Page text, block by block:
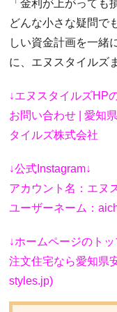
「金利が上がっても
どんな小さな疑問で
しい資金計画を一緒
に、エヌスタイルズ
↓エヌスタイルズHP
お問い合わせ | 愛知
タイルズ株式会社
↓公式Instagram↓
アカウント名：エヌ
ユーザーネーム：
↓ホームページのト
注文住宅なら愛知県
styles.jp)